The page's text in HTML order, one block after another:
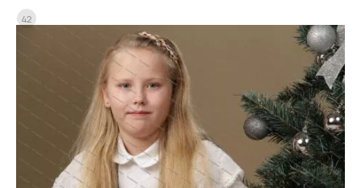
42